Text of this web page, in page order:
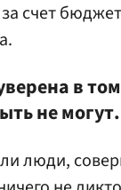
счет
в
не могут.
люди,